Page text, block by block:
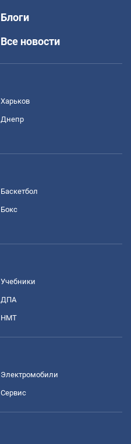
Блоги
Все новости
Харьков
Днепр
Баскетбол
Бокс
Учебники
ДПА
НМТ
Электромобили
Сервис